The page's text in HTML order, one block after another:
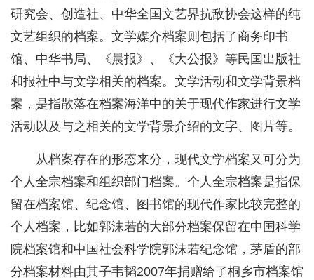
研究会、创造社、中华全国文艺界抗敌协会这样的纯
文艺组织的档案。文学媒介档案则包括了商务印书
馆、中华书局、《晨报》、《大公报》等民国出版社
和报社中与文学相关的档案。文学活动和文学背景档
案，是指散落在档案海洋中的关于现代作家进行文学
活动以及与之相关的文学背景介绍的文字、图片等。
从档案存在的形态来分，现代文学档案又可分为
个人全宗档案和组织部门档案。个人全宗档案是指保
留在档案馆、纪念馆、图书馆的现代作家比较完整的
个人档案，比如郭沫若的大部分档案保留在中国科学
院档案馆和中国社会科学院郭沫若纪念馆，茅盾的部
分档案材料由其子韦韬2007年捐赠给了桐乡市档案馆